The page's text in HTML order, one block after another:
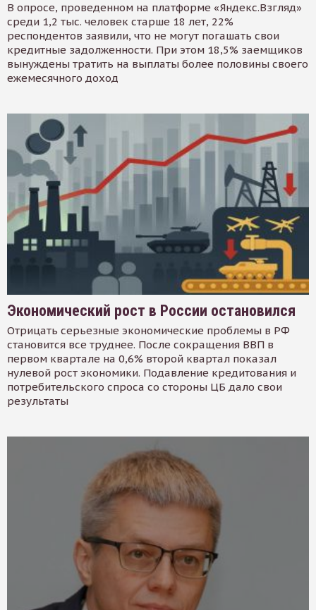
В опросе, проведенном на платформе «Яндекс.Взгляд»
среди 1,2 тыс. человек старше 18 лет, 22%
респондентов заявили, что не могут погашать свои
кредитные задолженности. При этом 18,5% заемщиков
вынуждены тратить на выплаты более половины своего
ежемесячного доход
Экономический рост в России остановился
Отрицать серьезные экономические проблемы в РФ
становится все труднее. После сокращения ВВП в
первом квартале на 0,6% второй квартал показал
нулевой рост экономики. Подавление кредитования и
потребительского спроса со стороны ЦБ дало свои
результаты